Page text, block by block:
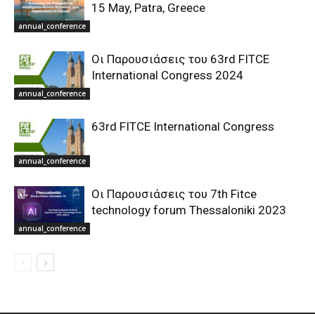
annual_conference
15 May, Patra, Greece
annual_conference
Οι Παρουσιάσεις του 63rd FITCE
International Congress 2024
annual_conference
63rd FITCE International Congress
annual_conference
Οι Παρουσιάσεις του 7th Fitce
technology forum Thessaloniki 2023